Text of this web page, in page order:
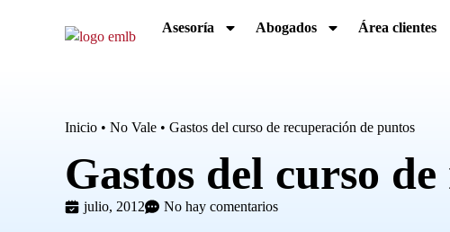
Asesoría Abogados Área clientes
Inicio • No Vale • Gastos del curso de recuperación de puntos
Gastos del curso
julio, 2012 No hay comentarios